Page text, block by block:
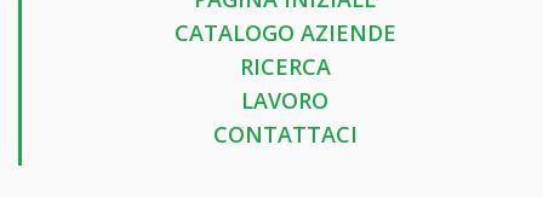
CATALOGO AZIENDE
RICERCA
LAVORO
CONTATTACI